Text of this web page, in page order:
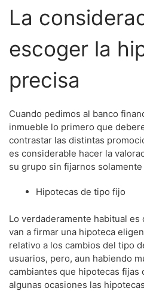
La
escoger la
precisa
Cuando pedimos al banco
inmueble lo primero que
contrastar las distintas
es considerable hacer la
su grupo sin fijarnos
Hipotecas de tipo fijo
Lo verdaderamente habitual
van a firmar una hipoteca
relativo a los cambios del tipo
usuarios, pero, aun habiendo
cambiantes que hipotecas fijas
algunas ocasiones las